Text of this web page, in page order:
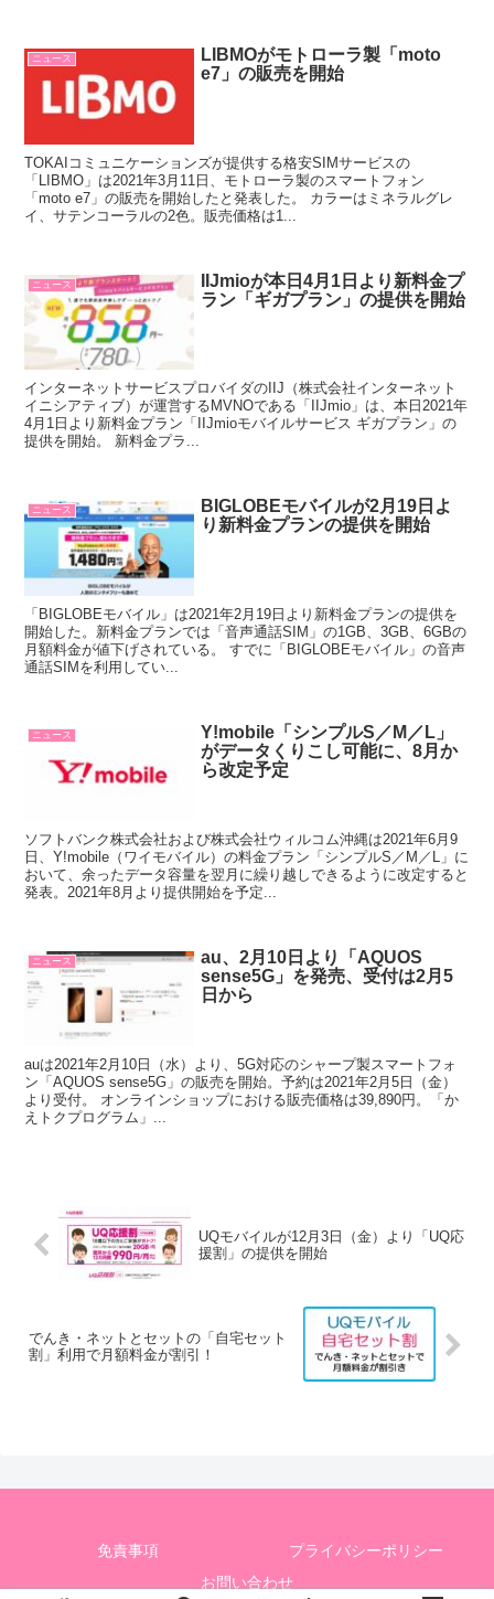
ニュース
LIBMOがモトローラ製「moto
e7」の販売を開始
TOKAIコミュニケーションズが提供する格安SIMサービスの
「LIBMO」は2021年3月11日、モトローラ製のスマートフォン
「moto e7」の販売を開始したと発表した。 カラーはミネラルグレ
イ、サテンコーラルの2色。販売価格は1...
ニュース
IIJmioが本日4月1日より新料金プ
ラン「ギガプラン」の提供を開始
インターネットサービスプロバイダのIIJ（株式会社インターネット
イニシアティブ）が運営するMVNOである「IIJmio」は、本日2021年
4月1日より新料金プラン「IIJmioモバイルサービス ギガプラン」の
提供を開始。 新料金プラ...
ニュース
BIGLOBEモバイルが2月19日よ
り新料金プランの提供を開始
「BIGLOBEモバイル」は2021年2月19日より新料金プランの提供を
開始した。新料金プランでは「音声通話SIM」の1GB、3GB、6GBの
月額料金が値下げされている。 すでに「BIGLOBEモバイル」の音声
通話SIMを利用してい...
ニュース
Y!mobile「シンプルS／M／L」
がデータくりこし可能に、8月か
ら改定予定
ソフトバンク株式会社および株式会社ウィルコム沖縄は2021年6月9
日、Y!mobile（ワイモバイル）の料金プラン「シンプルS／M／L」に
おいて、余ったデータ容量を翌月に繰り越しできるように改定すると
発表。2021年8月より提供開始を予定...
ニュース
au、2月10日より「AQUOS
sense5G」を発売、受付は2月5
日から
auは2021年2月10日（水）より、5G対応のシャープ製スマートフォ
ン「AQUOS sense5G」の販売を開始。予約は2021年2月5日（金）
より受付。 オンラインショップにおける販売価格は39,890円。「か
えトクプログラム」...
UQモバイルが12月3日（金）より「UQ応
援割」の提供を開始
でんき・ネットとセットの「自宅セット
割」利用で月額料金が割引！
免責事項
プライバシーポリシー
お問い合わせ